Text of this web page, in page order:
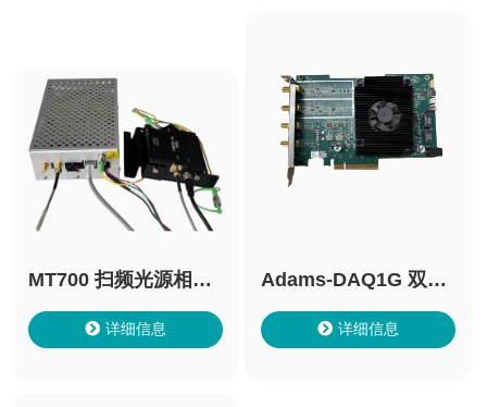
MT700 扫频光源相干
成像系统
详细信息
Adams-DAQ1G 双通
道高速采集卡
详细信息